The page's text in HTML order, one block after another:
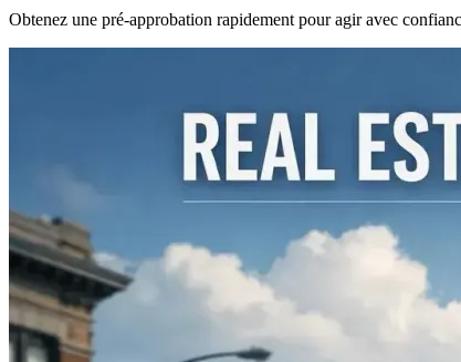
Obtenez une pré-approbation rapidement pour agir avec